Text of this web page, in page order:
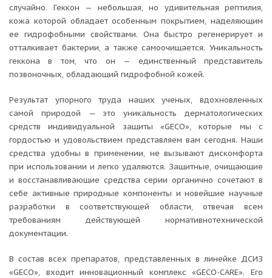
случайно. Геккон — небольшая, но удивительная рептилия,
кожа которой обладает особенным покрытием, наделяющим
ее гидрофобными свойствами. Она быстро регенерирует и
отталкивает бактерии, а также самоочищается. Уникальность
геккона в том, что он — единственный представитель
позвоночных, обладающий гидрофобной кожей.
Результат упорного труда наших ученых, вдохновленных
самой природой — это уникальность дерматологических
средств индивидуальной защиты «GECO», которые мы с
гордостью и удовольствием представляем вам сегодня. Наши
средства удобны в применении, не вызывают дискомфорта
при использовании и легко удаляются. Защитные, очищающие
и восстанавливающие средства серии органично сочетают в
себе активные природные компоненты и новейшие научные
разработки в соответствующей области, отвечая всем
требованиям действующей нормативнотехнической
документации.
В состав всех препаратов, представленных в линейке ДСИЗ
«GEСO», входит инновационный комплекс «GECO-CARE». Его